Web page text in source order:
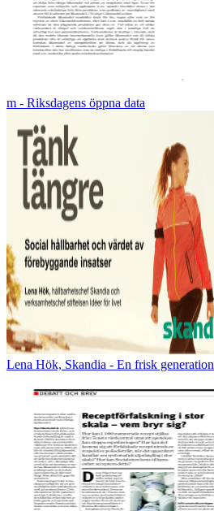
m - Riksdagens öppna data
Lena Hök, Skandia - En frisk generation